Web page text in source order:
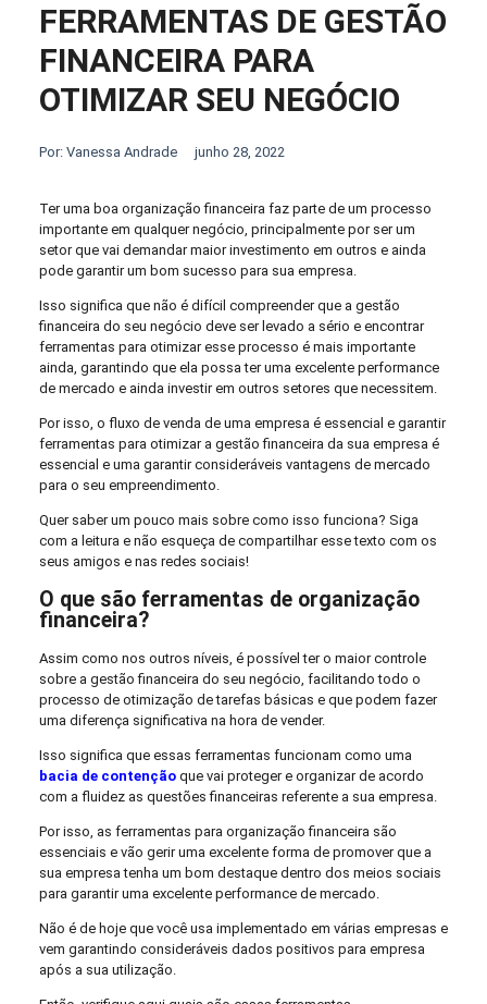
FERRAMENTAS DE GESTÃO
FINANCEIRA PARA
OTIMIZAR SEU NEGÓCIO
Por: Vanessa Andrade junho 28, 2022
Ter uma boa organização financeira faz parte de um processo
importante em qualquer negócio, principalmente por ser um
setor que vai demandar maior investimento em outros e ainda
pode garantir um bom sucesso para sua empresa.
Isso significa que não é difícil compreender que a gestão
financeira do seu negócio deve ser levado a sério e encontrar
ferramentas para otimizar esse processo é mais importante
ainda, garantindo que ela possa ter uma excelente performance
de mercado e ainda investir em outros setores que necessitem.
Por isso, o fluxo de venda de uma empresa é essencial e garantir
ferramentas para otimizar a gestão financeira da sua empresa é
essencial e uma garantir consideráveis vantagens de mercado
para o seu empreendimento.
Quer saber um pouco mais sobre como isso funciona? Siga
com a leitura e não esqueça de compartilhar esse texto com os
seus amigos e nas redes sociais!
O que são ferramentas de organização
financeira?
Assim como nos outros níveis, é possível ter o maior controle
sobre a gestão financeira do seu negócio, facilitando todo o
processo de otimização de tarefas básicas e que podem fazer
uma diferença significativa na hora de vender.
Isso significa que essas ferramentas funcionam como uma
bacia de contençãoque vai proteger e organizar de acordo
com a fluidez as questões financeiras referente a sua empresa.
Por isso, as ferramentas para organização financeira são
essenciais e vão gerir uma excelente forma de promover que a
sua empresa tenha um bom destaque dentro dos meios sociais
para garantir uma excelente performance de mercado.
Não é de hoje que você usa implementado em várias empresas e
vem garantindo consideráveis dados positivos para empresa
após a sua utilização.